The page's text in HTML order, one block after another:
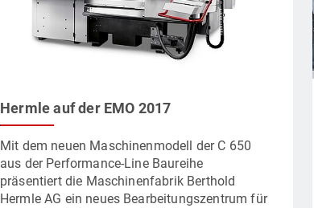
Hermle auf der EMO 2017
Mit dem neuen Maschinenmodell der C 650
aus der Performance-Line Baureihe
präsentiert die Maschinenfabrik Berthold
Hermle AG ein neues Bearbeitungszentrum für